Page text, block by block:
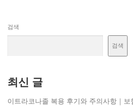
검색
검색
최신 글
이트라코나졸 복용 후기와 주의사항｜